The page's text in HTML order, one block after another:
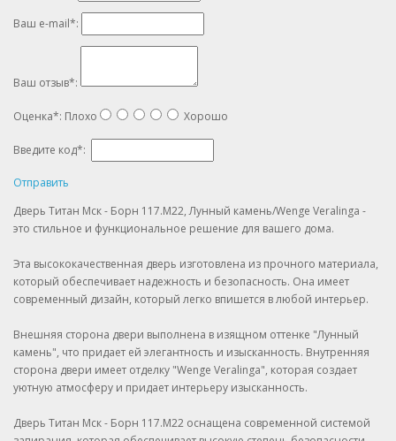
Ваш e-mail*:
Ваш отзыв*:
Оценка*: Плохо Хорошо
Введите код*:
Отправить
Дверь Титан Мск - Борн 117.М22, Лунный камень/Wenge Veralinga -
это стильное и функциональное решение для вашего дома.
Эта высококачественная дверь изготовлена из прочного материала,
который обеспечивает надежность и безопасность. Она имеет
современный дизайн, который легко впишется в любой интерьер.
Внешняя сторона двери выполнена в изящном оттенке "Лунный
камень", что придает ей элегантность и изысканность. Внутренняя
сторона двери имеет отделку "Wenge Veralinga", которая создает
уютную атмосферу и придает интерьеру изысканность.
Дверь Титан Мск - Борн 117.М22 оснащена современной системой